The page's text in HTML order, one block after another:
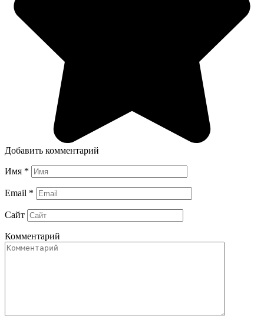
Добавить комментарий
Имя *
Email *
Сайт
Комментарий